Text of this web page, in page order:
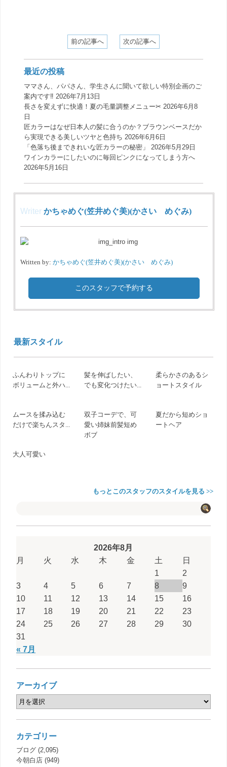
前の記事へ 次の記事へ
最近の投稿
ママさん、パパさん、学生さんに聞いて欲しい特別企画のご
案内です‼️ 2026年7月13日
長さを変えずに快適！夏の毛量調整メニュー✂︎ 2026年6月8
日
匠カラーはなぜ日本人の髪に合うのか？ブラウンベースだか
ら実現できる美しいツヤと色持ち 2026年6月6日
「色落ち後まできれいな匠カラーの秘密」
2026年5月29日
ワインカラーにしたいのに毎回ピンクになってしまう方へ
2026年5月16日
Writerかちゃめぐ(笠井めぐ美)(かさい めぐみ)
Written by:かちゃめぐ(笠井めぐ美)(かさい めぐみ)
このスタッフで予約する
最新スタイル
ふんわりトップに
ボリュームと外ハ...
髪を伸ばしたい、
でも変化つけたい...
柔らかさのあるシ
ョートスタイル
ムースを揉み込む
だけで楽ちんスタ...
双子コーデで、可
愛い姉妹前髪短め
ボブ
夏だから短めショ
ートヘア
大人可愛い
もっとこのスタッフのスタイルを見る >>
2026年8月
月
火 水 木 金 土 日
« 7月
1
2
3
4 5 6 7 8
9
10
11 12 13 14 15
16
17
18 19 20 21 22
23
24
25 26 27 28 29
30
31
アーカイブ
カテゴリー
ブログ (2,095)
今朝白店 (949)